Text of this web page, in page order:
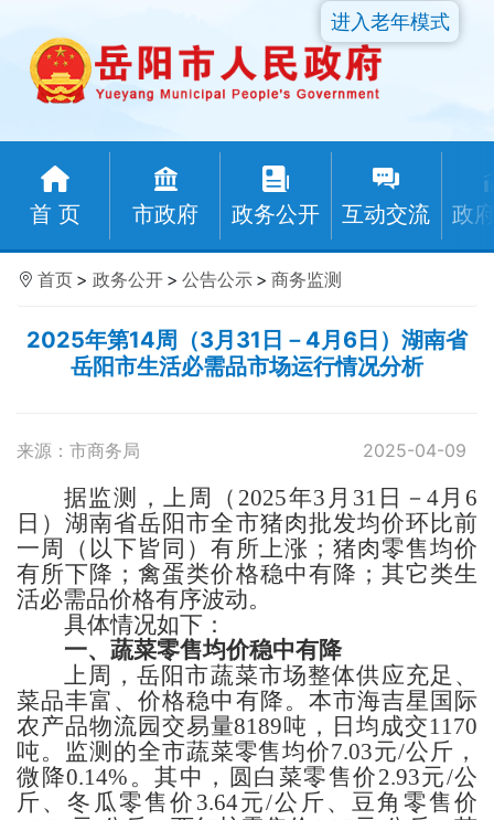
首 页 市政府 政务公开 互动交流 政
进入老年模式
首页 > 政务公开 > 公告公示 > 商务监测
2025年第14周（3月31日－4月6日）湖南省
岳阳市生活必需品市场运行情况分析
来源：市商务局 2025-04-09
据监测，上周 （ 2025年3 月 31 日－ 4月6
日）湖南省岳阳市全市猪肉批发均价环比前
一周（以下皆同）有所上涨； 猪肉零售均价
有所下降； 禽蛋类价格稳中有降； 其它类生
活必需品价格有序波动。
具体情况如下：
一、蔬菜零售均价稳中有降
上周，岳阳市蔬菜市场整体供应充足、
菜品丰富、价格稳中有降。本市海吉星国际
农产品物流园交易量8189吨，日均成交1170
吨。监测的全市蔬菜零售均价7.03元/公斤，
微降0.14% 。 其中， 圆白菜零售价2.93元/公
斤、冬瓜 零售价 3.64元/公斤、豆角零售价